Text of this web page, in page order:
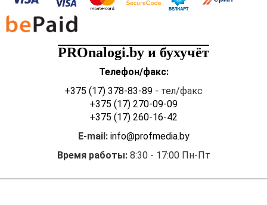
PROnalogi.by и бухучёт
Телефон/факс:
+375 (17) 378-83-89 - тел/факс
+375 (17) 270-09-09
+375 (17) 260-16-42
E-mail: info@profmedia.by
Время работы:8:30 - 17:00 Пн-Пт